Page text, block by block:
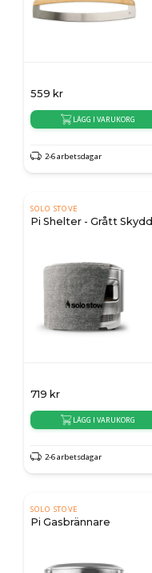
559 kr
LÄGG I VARUKORG
2-6 arbetsdagar
SOLO STOVE
Pi Shelter - Grått Skydd
719 kr
LÄGG I VARUKORG
2-6 arbetsdagar
SOLO STOVE
Pi Gasbrännare